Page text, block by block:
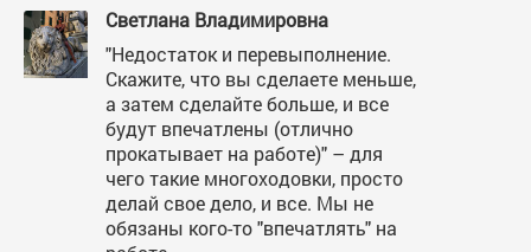
Светлана Владимировна
"Недостаток и перевыполнение.
Скажите, что вы сделаете меньше,
а затем сделайте больше, и все
будут впечатлены (отлично
прокатывает на работе)" – для
чего такие многоходовки, просто
делай свое дело, и все. Мы не
обязаны кого-то "впечатлять" на